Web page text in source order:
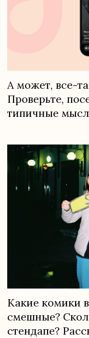
А может, все-
Проверьте,
типичные
Какие комики
смешные?
стендапе?